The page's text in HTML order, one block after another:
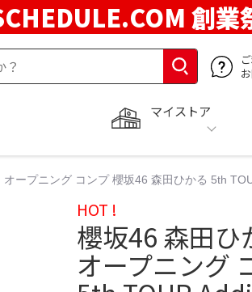
創業
マイストア
ープニング コンプ 櫻坂46 森田ひかる 5th
HOT !
櫻坂46 森田
オープニング